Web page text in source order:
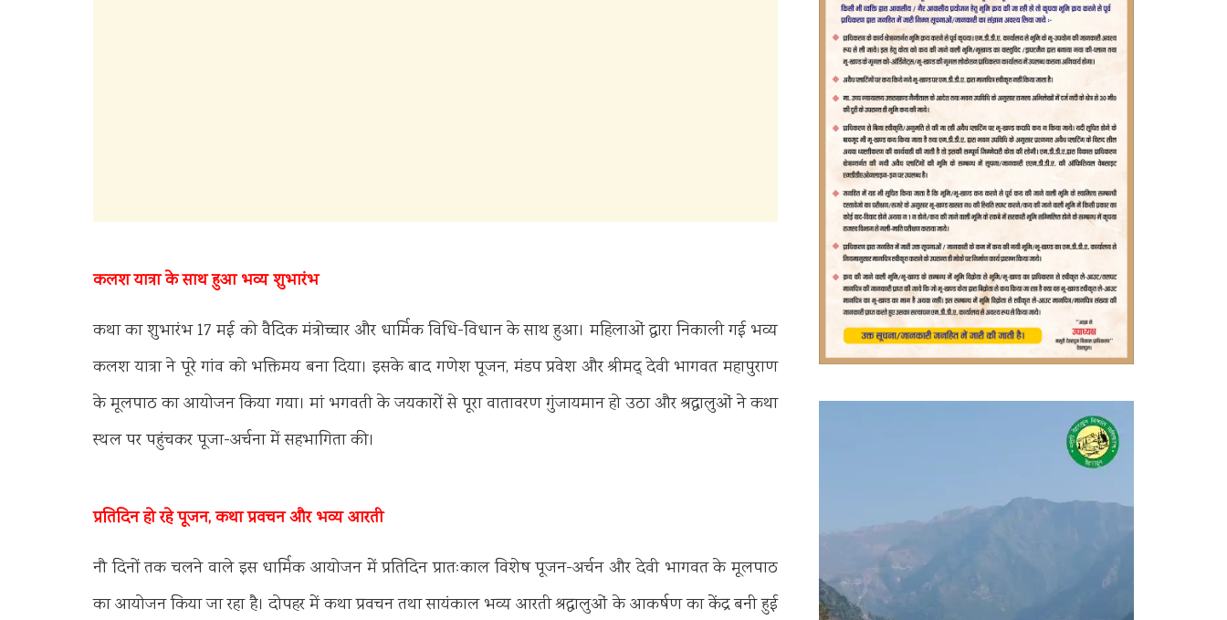
कलश यात्रा के साथ हुआ भव्य शुभारंभ
कथा का शुभारंभ 17 मई को वैदिक मंत्रोच्चार और धार्मिक विधि-विधान के साथ हुआ। महिलाओं द्वारा निकाली गई भव्य
कलश यात्रा ने पूरे गांव को भक्तिमय बना दिया। इसके बाद गणेश पूजन, मंडप प्रवेश और श्रीमद् देवी भागवत महापुराण
के मूलपाठ का आयोजन किया गया। मां भगवती के जयकारों से पूरा वातावरण गुंजायमान हो उठा और श्रद्धालुओं ने कथा
स्थल पर पहुंचकर पूजा-अर्चना में सहभागिता की।
प्रतिदिन हो रहे पूजन, कथा प्रवचन और भव्य आरती
नौ दिनों तक चलने वाले इस धार्मिक आयोजन में प्रतिदिन प्रातःकाल विशेष पूजन-अर्चन और देवी भागवत के मूलपाठ
का आयोजन किया जा रहा है। दोपहर में कथा प्रवचन तथा सायंकाल भव्य आरती श्रद्धालुओं के आकर्षण का केंद्र बनी हुई